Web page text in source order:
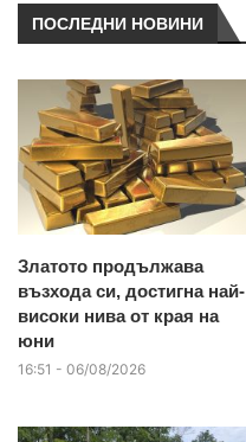
ПОСЛЕДНИ НОВИНИ
Златото продължава
възхода си, достигна най-
високи нива от края на
юни
16:51 - 06/08/2026